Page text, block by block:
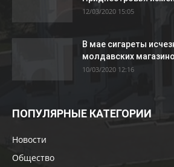
12/03/2020 15:05
В мае сигареты
молдавских
10/03/2020 12:16
ПОПУЛЯРНЫЕ КАТЕГОРИИ
Новости
Общество